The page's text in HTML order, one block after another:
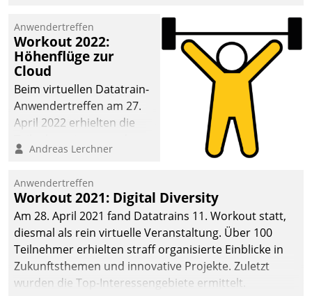
Anwendertreffen
Workout 2022:
Höhenflüge zur
Cloud
Beim virtuellen Datatrain-
Anwendertreffen am 27.
April 2022 erhielten die
Teilnehmer kurzweilige
Cloud-Strategien und -
Lösungen mit hohem
Zukunftspotenzial.
Andreas Lerchner
Anwendertreffen
Workout 2021: Digital Diversity
Am 28. April 2021 fand Datatrains 11. Workout statt,
diesmal als rein virtuelle Veranstaltung. Über 100
Teilnehmer erhielten straff organisierte Einblicke in
Zukunftsthemen und innovative Projekte. Zuletzt
wurden die Top-Interessengebiete ermittelt.